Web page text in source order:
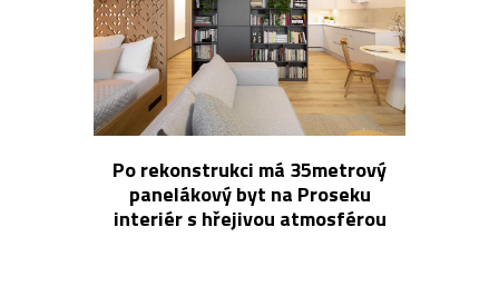
Po rekonstrukci má 35metrový
panelákový byt na Proseku
interiér s hřejivou atmosférou